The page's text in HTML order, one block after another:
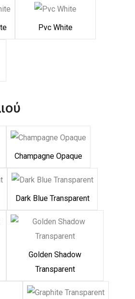
Pvc White
Champagne Opaque
Dark Blue Transparent
Golden Shadow
Transparent